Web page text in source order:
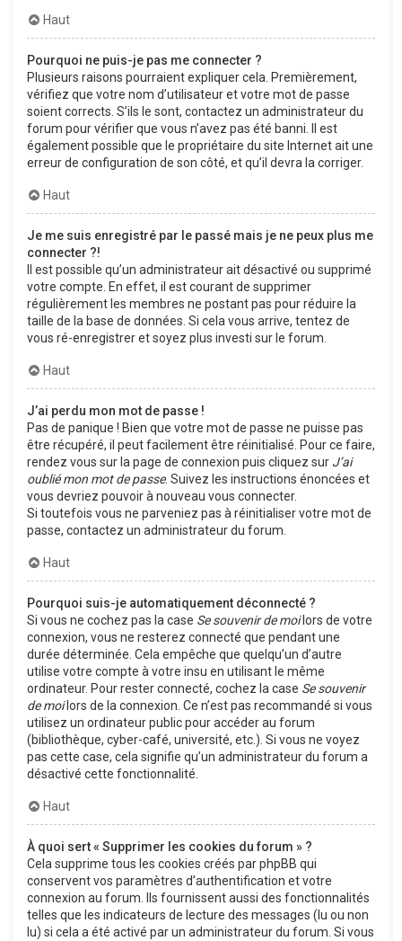
Haut
Pourquoi ne puis-je pas me connecter ?
Plusieurs raisons pourraient expliquer cela. Premièrement,
vérifiez que votre nom d’utilisateur et votre mot de passe
soient corrects. S’ils le sont, contactez un administrateur du
forum pour vérifier que vous n’avez pas été banni. Il est
également possible que le propriétaire du site Internet ait une
erreur de configuration de son côté, et qu’il devra la corriger.
Haut
Je me suis enregistré par le passé mais je ne peux plus me
connecter ?!
Il est possible qu’un administrateur ait désactivé ou supprimé
votre compte. En effet, il est courant de supprimer
régulièrement les membres ne postant pas pour réduire la
taille de la base de données. Si cela vous arrive, tentez de
vous ré-enregistrer et soyez plus investi sur le forum.
Haut
J’ai perdu mon mot de passe !
Pas de panique ! Bien que votre mot de passe ne puisse pas
être récupéré, il peut facilement être réinitialisé. Pour ce faire,
rendez vous sur la page de connexion puis cliquez sur J’ai
oublié mon mot de passe. Suivez les instructions énoncées et
vous devriez pouvoir à nouveau vous connecter.
Si toutefois vous ne parveniez pas à réinitialiser votre mot de
passe, contactez un administrateur du forum.
Haut
Pourquoi suis-je automatiquement déconnecté ?
Si vous ne cochez pas la case Se souvenir de moilors de votre
connexion, vous ne resterez connecté que pendant une
durée déterminée. Cela empêche que quelqu’un d’autre
utilise votre compte à votre insu en utilisant le même
ordinateur. Pour rester connecté, cochez la case Se souvenir
de moilors de la connexion. Ce n’est pas recommandé si vous
utilisez un ordinateur public pour accéder au forum
(bibliothèque, cyber-café, université, etc.). Si vous ne voyez
pas cette case, cela signifie qu’un administrateur du forum a
désactivé cette fonctionnalité.
Haut
À quoi sert « Supprimer les cookies du forum » ?
Cela supprime tous les cookies créés par phpBB qui
conservent vos paramètres d’authentification et votre
connexion au forum. Ils fournissent aussi des fonctionnalités
telles que les indicateurs de lecture des messages (lu ou non
lu) si cela a été activé par un administrateur du forum. Si vous